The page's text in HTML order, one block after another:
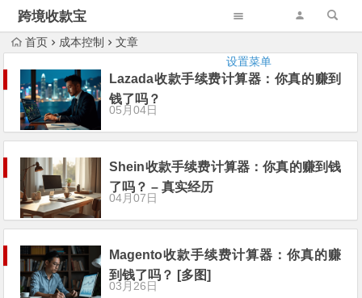
跨境收款宝
设置菜单
首页 成本控制 文章
Lazada收款手续费计算器：你真的赚到
钱了吗？
05月04日
Shein收款手续费计算器：你真的赚到钱
了吗？ – 真实经历
04月07日
Magento收款手续费计算器：你真的赚
到钱了吗？ [多图]
03月26日